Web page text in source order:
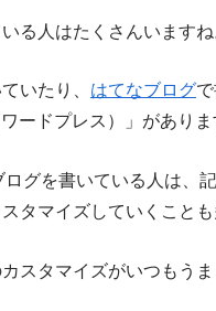
る人はたくさんいますね
いたり、 はてなブログ
ードプレス）」がありま
ログを書いている人は、
タマイズしていくことも
スタマイズがいつもうま